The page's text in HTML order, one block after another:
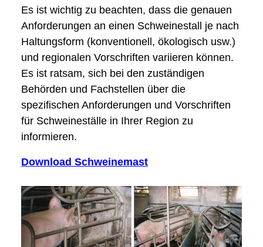
Es ist wichtig zu beachten, dass die genauen
Anforderungen an einen Schweinestall je nach
Haltungsform (konventionell, ökologisch usw.)
und regionalen Vorschriften variieren können.
Es ist ratsam, sich bei den zuständigen
Behörden und Fachstellen über die
spezifischen Anforderungen und Vorschriften
für Schweineställe in Ihrer Region zu
informieren.
Download Schweinemast